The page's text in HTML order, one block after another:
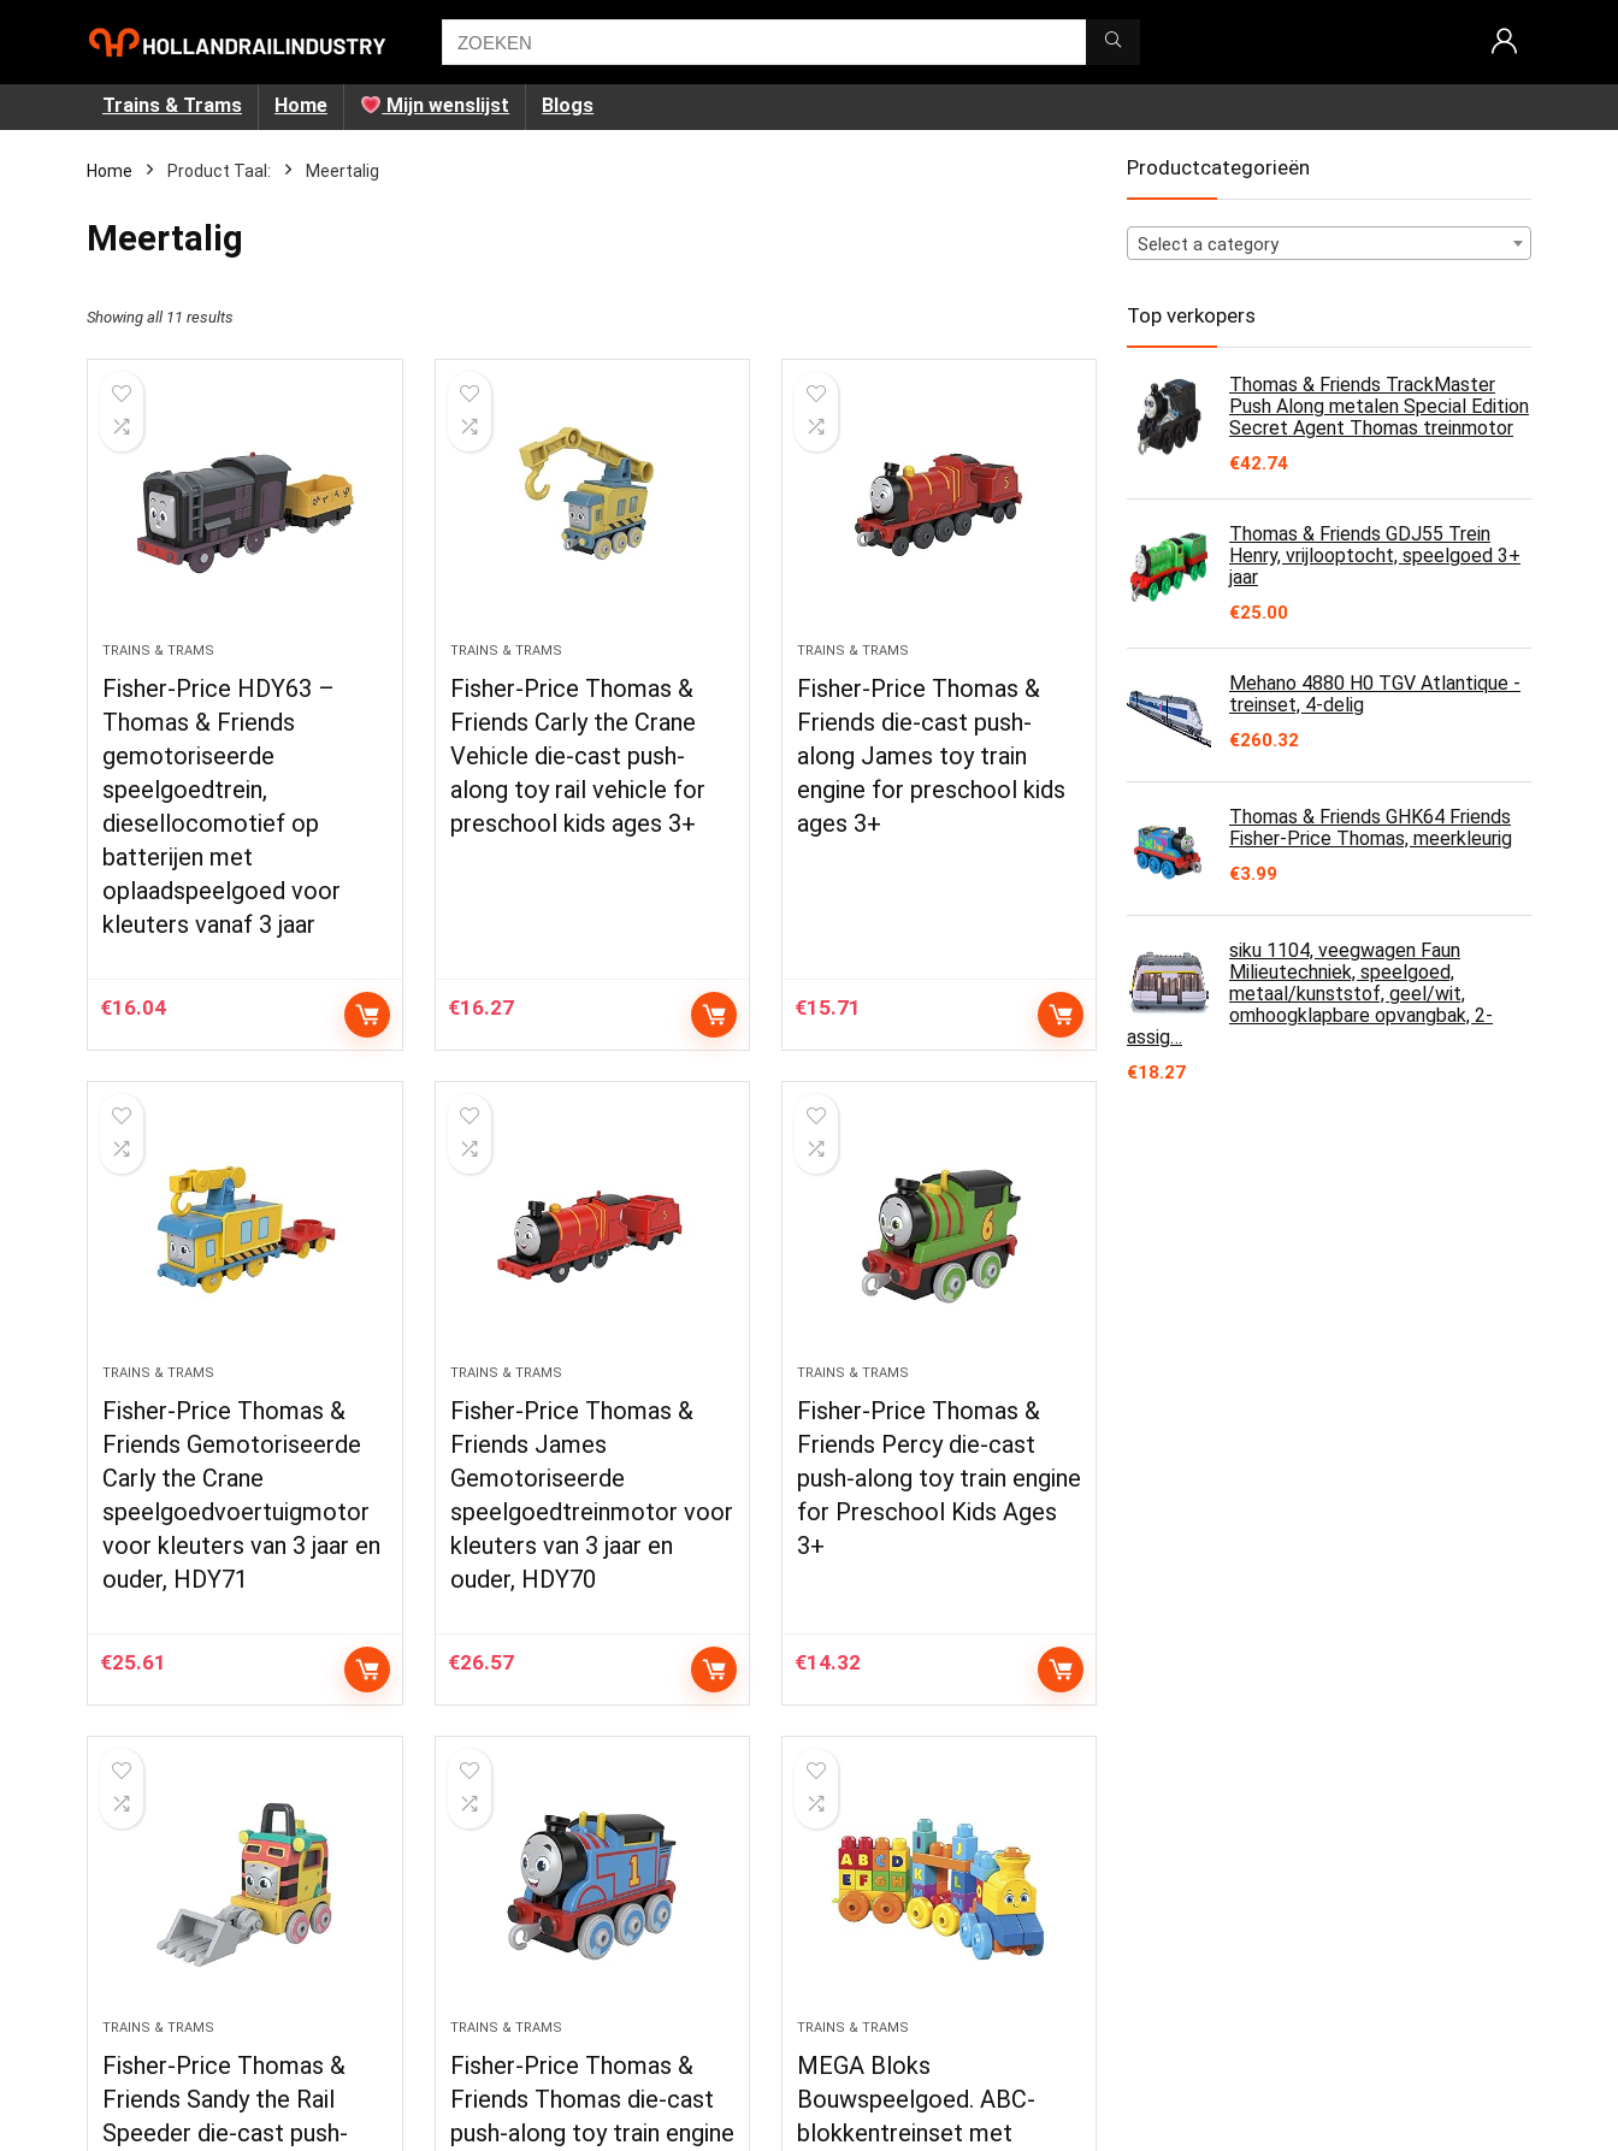
Trains & Trams Home Mijn wenslijst Blogs
Home Product Taal: ‎Meertalig
‎Meertalig
Showing all 11 results
TRAINS & TRAMS
Fisher-Price HDY63 –
Thomas & Friends
gemotoriseerde
speelgoedtrein,
diesellocomotief op
batterijen met
oplaadspeelgoed voor
kleuters vanaf 3 jaar
€16.04
TRAINS & TRAMS
Fisher-Price Thomas &
Friends Carly the Crane
Vehicle die-cast push-
along toy rail vehicle for
preschool kids ages 3+
€16.27
TRAINS & TRAMS
Fisher-Price Thomas &
Friends die-cast push-
along James toy train
engine for preschool kids
ages 3+
€15.71
TRAINS & TRAMS
Fisher-Price Thomas &
Friends Gemotoriseerde
Carly the Crane
speelgoedvoertuigmotor
voor kleuters van 3 jaar en
ouder, HDY71
€25.61
TRAINS & TRAMS
Fisher-Price Thomas &
Friends James
Gemotoriseerde
speelgoedtreinmotor voor
kleuters van 3 jaar en
ouder, HDY70
€26.57
TRAINS & TRAMS
Fisher-Price Thomas &
Friends Percy die-cast
push-along toy train engine
for Preschool Kids Ages
3+
€14.32
TRAINS & TRAMS
Fisher-Price Thomas &
Friends Sandy the Rail
Speeder die-cast push-
TRAINS & TRAMS
Fisher-Price Thomas &
Friends Thomas die-cast
push-along toy train engine
TRAINS & TRAMS
MEGA Bloks
Bouwspeelgoed. ABC-
blokkentreinset met
Productcategorieën
Select a category
Top verkopers
Thomas & Friends TrackMaster
Push Along metalen Special Edition
Secret Agent Thomas treinmotor
€42.74
Thomas & Friends GDJ55 Trein
Henry, vrijlooptocht, speelgoed 3+
jaar
€25.00
Mehano 4880 H0 TGV Atlantique -
treinset, 4-delig
€260.32
Thomas & Friends GHK64 Friends
Fisher-Price Thomas, meerkleurig
€3.99
siku 1104, veegwagen Faun
Milieutechniek, speelgoed,
metaal/kunststof, geel/wit,
omhoogklapbare opvangbak, 2-
assig…
€18.27